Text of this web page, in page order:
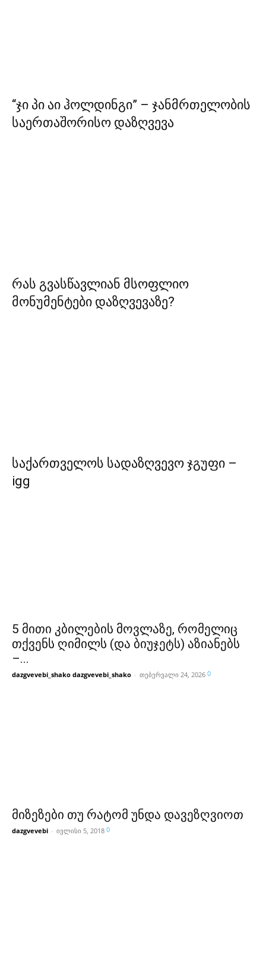
“ჯი პი აი ჰოლდინგი” – ჯანმრთელობის
საერთაშორისო დაზღვევა
რას გვასწავლიან მსოფლიო
მონუმენტები დაზღვევაზე?
საქართველოს სადაზღვევო ჯგუფი –
igg
5 მითი კბილების მოვლაზე, რომელიც
თქვენს ღიმილს (და ბიუჯეტს) აზიანებს
–...
dazgvevebi_shako dazgvevebi_shako - თებერვალი 24, 2026 0
მიზეზები თუ რატომ უნდა დავეზღვიოთ
dazgvevebi - ივლისი 5, 2018 0